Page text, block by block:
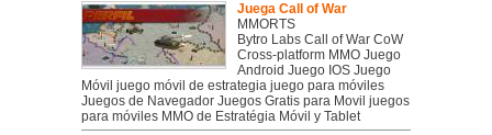
Juega Call of War
MMORTS
Bytro Labs Call of War CoW
Cross-platform MMO Juego
Android Juego IOS Juego
Móvil juego móvil de estrategia juego para móviles
Juegos de Navegador Juegos Gratis para Movil juegos
para móviles MMO de Estratégia Móvil y Tablet